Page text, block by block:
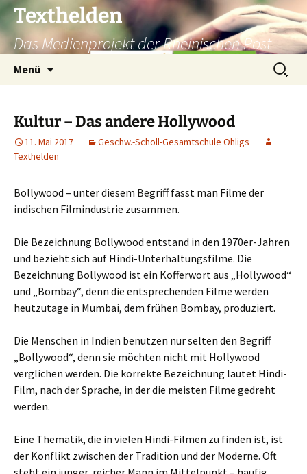
Texthelden
Das Medienprojekt der Rheinischen Post
Menü
Suchen
nach:
Kultur – Das andere Hollywood
11. Mai 2017
Geschw.-Scholl-Gesamtschule Ohligs
Texthelden
Bollywood – unter diesem Begriff fasst man Filme der
indischen Filmindustrie zusammen.
Die Bezeichnung Bollywood entstand in den 1970er-Jahren
und bezieht sich auf Hindi-Unterhaltungsfilme. Die
Bezeichnung Bollywood ist ein Kofferwort aus „Hollywood“
und „Bombay“, denn die entsprechenden Filme werden
heutzutage in Mumbai, dem frühen Bombay, produziert.
Die Menschen in Indien benutzen nur selten den Begriff
„Bollywood“, denn sie möchten nicht mit Hollywood
verglichen werden. Die korrekte Bezeichnung lautet Hindi-
Film, nach der Sprache, in der die meisten Filme gedreht
werden.
Eine Thematik, die in vielen Hindi-Filmen zu finden ist, ist
der Konflikt zwischen der Tradition und der Moderne. Oft